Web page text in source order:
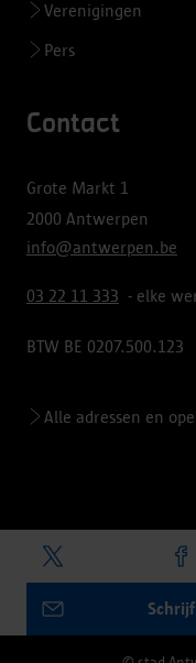
Verenigingen
Pers
Contact
Grote Markt 1
2000 Antwerpen
info@antwerpen.be
03 22 11 333 - elke
BTW BE 0207.500.123
Alle adressen en